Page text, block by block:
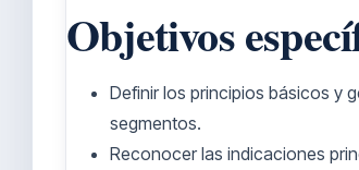
Objetivos
Definir los principios básicos y
segmentos.
Reconocer las indicaciones